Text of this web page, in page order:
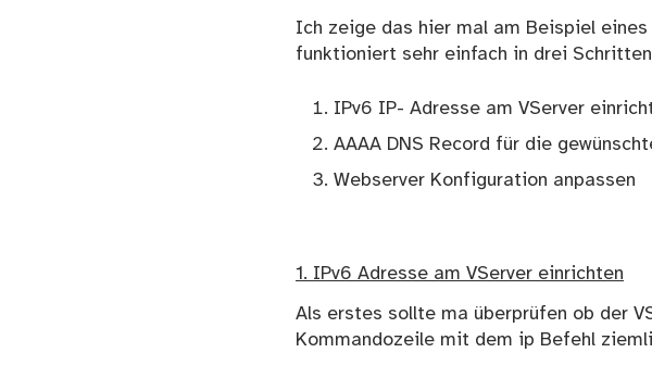
Ich zeige das hier mal am Beispiel
funktioniert sehr einfach in drei
IPv6 IP- Adresse am VServer
AAAA DNS Record für die
Webserver Konfiguration anpassen
1. IPv6 Adresse am VServer einrichten
Als erstes sollte ma überprüfen ob der
Kommandozeile mit dem ip Befehl